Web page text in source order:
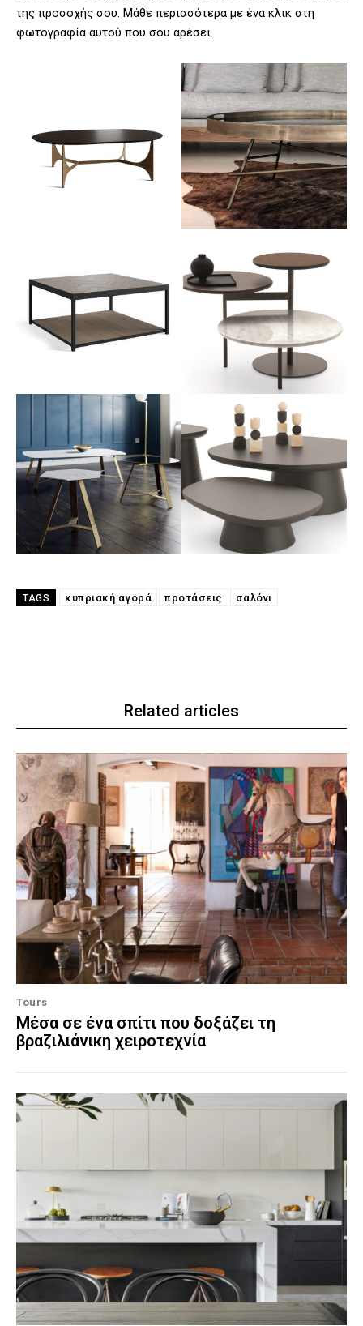
της προσοχής σου. Μάθε περισσότερα με ένα κλικ στη
φωτογραφία αυτού που σου αρέσει.
TAGS κυπριακή αγορά προτάσεις σαλόνι
Related articles
Tours
Μέσα σε ένα σπίτι που δοξάζει τη
βραζιλιάνικη χειροτεχνία